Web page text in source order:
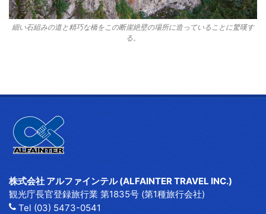
細い石組みの道と精巧な橋をこの断崖絶壁の場所に造っていることに驚嘆す
る。
株式会社 アルファインテル (ALFAINTER TRAVEL INC.)
観光庁長官登録旅行業 第1835号 (第1種旅行会社)
Tel (03) 5473-0541